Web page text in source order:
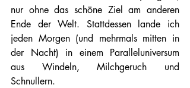
nur ohne das schöne Ziel am anderen
Ende der Welt. Stattdessen lande ich
jeden Morgen (und mehrmals mitten in
der Nacht) in einem Paralleluniversum
aus Windeln, Milchgeruch und
Schnullern.